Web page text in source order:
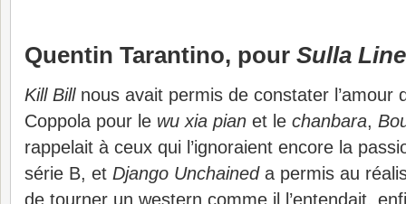
Quentin Tarantino, pour Sulla
Kill Billnous avait permis de constater l’amour
Coppola pour le wu xia pian et le chanbara,
rappelait à ceux qui l’ignoraient encore la
série B, et Django Unchaineda permis au
de tourner un western comme il l’entendait,